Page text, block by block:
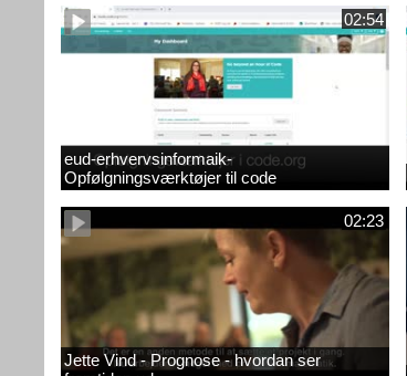
02:54
eud-erhvervsinformaik-
Opfølgningsværktøjer til code
02:23
Jette Vind - Prognose - hvordan ser